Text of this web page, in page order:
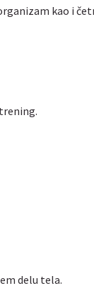
kao i
delu tela.